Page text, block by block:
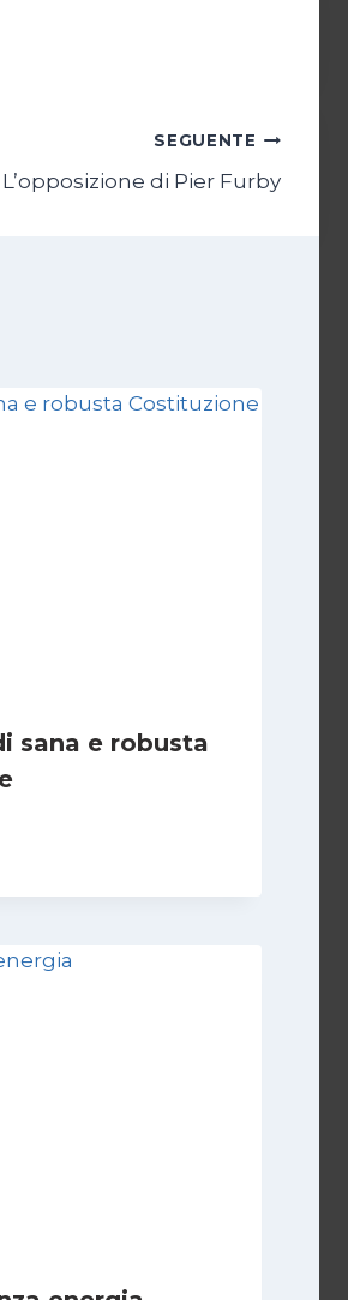
SEGUENTE
L’opposizione di Pier Furby
sana e robusta